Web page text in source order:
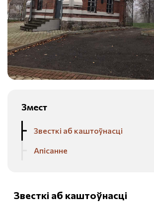
Змест
Звесткі аб каштоўнасці
Апісанне
Звесткі аб каштоўнасці